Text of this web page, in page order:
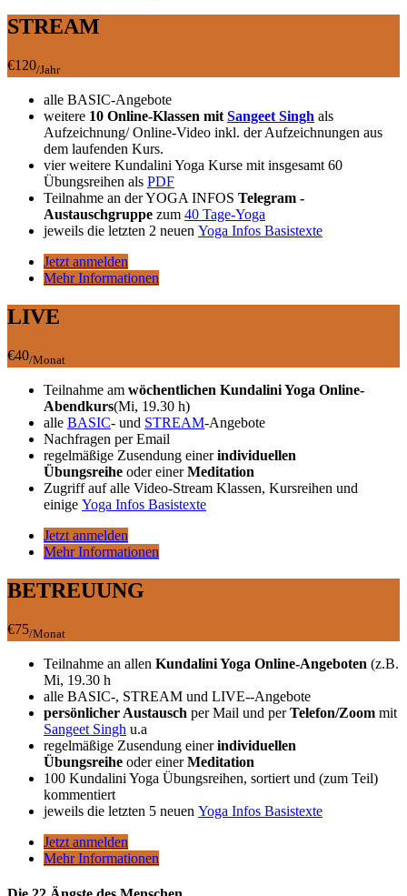
STREAM
€120/Jahr
alle BASIC-Angebote
weitere 10 Online-Klassen mit Sangeet Singh als
Aufzeichnung/ Online-Video inkl. der Aufzeichnungen aus
dem laufenden Kurs.
vier weitere Kundalini Yoga Kurse mit insgesamt 60
Übungsreihen als PDF
Teilnahme an der YOGA INFOS Telegram -
Austauschgruppe zum 40 Tage-Yoga
jeweils die letzten 2 neuen Yoga Infos Basistexte
Jetzt anmelden
Mehr Informationen
LIVE
€40/Monat
Teilnahme am wöchentlichen Kundalini Yoga Online-
Abendkurs(Mi, 19.30 h)
alle BASIC- und STREAM-Angebote
Nachfragen per Email
regelmäßige Zusendung einerindividuellen
Übungsreihe oder einerMeditation
Zugriff auf alle Video-Stream Klassen, Kursreihen und
einige Yoga Infos Basistexte
Jetzt anmelden
Mehr Informationen
BETREUUNG
€75/Monat
Teilnahme an allen Kundalini Yoga Online-Angeboten (z.B.
Mi, 19.30 h
alle BASIC-, STREAM und LIVE--Angebote
persönlicher Austausch per Mail und perTelefon/Zoom mit
Sangeet Singh u.a
regelmäßige Zusendung einerindividuellen
Übungsreihe oder einerMeditation
100 Kundalini Yoga Übungsreihen, sortiert und (zum Teil)
kommentiert
jeweils die letzten 5 neuen Yoga Infos Basistexte
Jetzt anmelden
Mehr Informationen